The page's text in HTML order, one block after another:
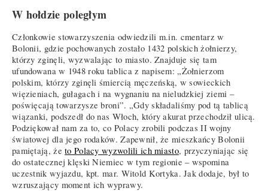
W hołdzie poległym
Członkowie stowarzyszenia odwiedzili m.in. cmentarz w
Bolonii, gdzie pochowanych zostało 1432 polskich żołnierzy,
którzy zginęli, wyzwalając to miasto. Znajduje się tam
ufundowana w 1948 roku tablica z napisem: „Żołnierzom
polskim, którzy zginęli śmiercią męczeńską, w sowieckich
więzieniach, gułagach i na wygnaniu na nieludzkiej ziemi –
poświęcają towarzysze broni”. „Gdy składaliśmy pod tą tablicą
wiązanki, podszedł do nas Włoch, który akurat przechodził ulicą.
Podziękował nam za to, co Polacy zrobili podczas II wojny
światowej dla jego rodaków. Zapewnił, że mieszkańcy Bolonii
pamiętają, żeto Polacy wyzwolili ich miasto, przyczyniając się
do ostatecznej klęski Niemiec w tym regionie – wspomina
uczestnik wyjazdu, kpt. mar. Witold Kortyka. Jak dodaje, był to
wzruszający moment ich wyprawy.